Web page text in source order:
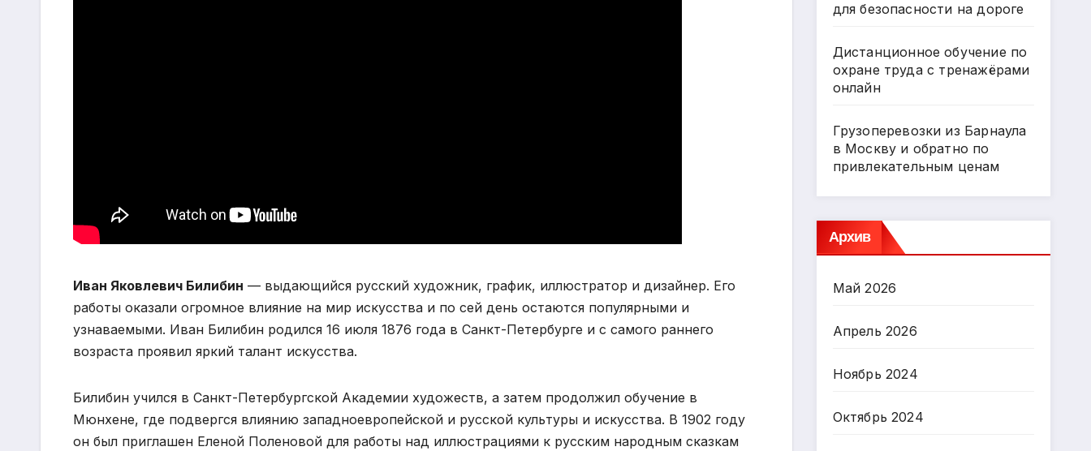
Иван Яковлевич Билибин — выдающийся русский художник, график, иллюстратор и дизайнер. Его
работы оказали огромное влияние на мир искусства и по сей день остаются популярными и
узнаваемыми. Иван Билибин родился 16 июля 1876 года в Санкт-Петербурге и с самого раннего
возраста проявил яркий талант искусства.
Билибин учился в Санкт-Петербургской Академии художеств, а затем продолжил обучение в
Мюнхене, где подвергся влиянию западноевропейской и русской культуры и искусства. В 1902 году
он был приглашен Еленой Поленовой для работы над иллюстрациями к русским народным сказкам
для безопасности на дороге
Дистанционное обучение по
охране труда с тренажёрами
онлайн
Грузоперевозки из Барнаула
в Москву и обратно по
привлекательным ценам
Архив
Май 2026
Апрель 2026
Ноябрь 2024
Октябрь 2024